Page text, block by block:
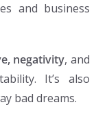
and business
negativity, and
It’s also
bad dreams.